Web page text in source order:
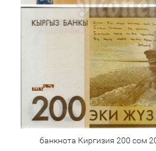
банкнота Киргизия 200 сом